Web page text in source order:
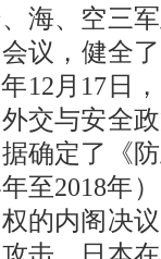
海、空三
议，健全
12月17日
交与安全
确定了《
至2018年
的内阁决